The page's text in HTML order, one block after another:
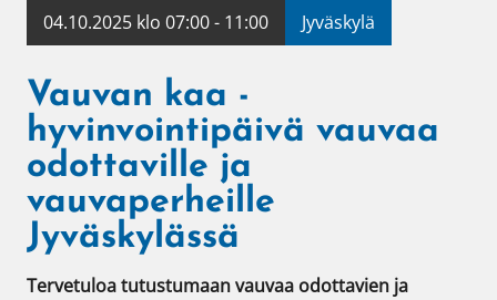
04.10.2025 klo 07:00 - 11:00
Jyväskylä
Vauvan kaa -
hyvinvointipäivä vauvaa
odottaville ja
vauvaperheille
Jyväskylässä
Tervetuloa tutustumaan vauvaa odottavien ja